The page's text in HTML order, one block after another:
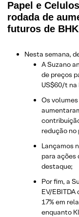
Papel e
rodada de
futuros de
Nesta semana,
A Suzano
de preços
US$60/t na
Os
redução no
Lançamos
para ações
destaque;
Por fim, a
EV/
17% em
enquanto